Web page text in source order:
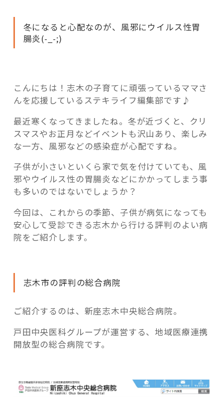
協賛・協力店
これからの暮らし 住み替え相談
記事検索
季
木
市
の
評
判
の
病
院
を
介”
の
冬になると心配なのが、風邪にウイルス性胃
腸炎(-_-;)
こんにちは！志木の子育てに頑張っているママさ
んを応援しているステキライフ編集部です♪
最近寒くなってきましたね。冬が近づくと、クリ
スマスやお正月などイベントも沢山あり、楽しみ
な一方、風邪などの感染症が心配ですね。
子供が小さいといくら家で気を付けていても、風
邪やウイルス性の胃腸炎などにかかってしまう事
も多いのではないでしょうか？
今回は、これからの季節、子供が病気になっても
安心して受診できる志木から行ける評判のよい病
院をご紹介します。
志木市の評判の総合病院
ご紹介するのは、新座志木中央総合病院。
戸田中央医科グループが運営する、地域医療連携
開放型の総合病院です。